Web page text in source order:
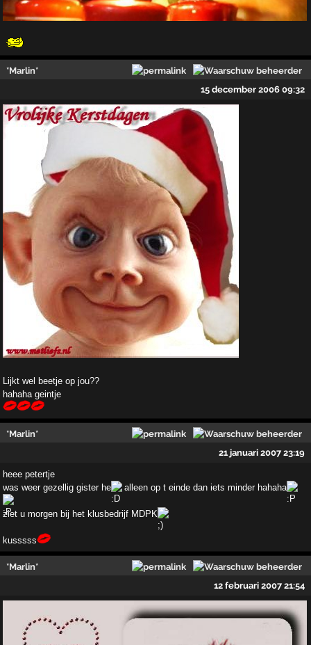
*Marlin*
15 december 2006 09:32
Lijkt wel beetje op jou??
hahaha geintje
*Marlin*
21 januari 2007 23:19
heee petertje
was weer gezellig gister he
alleen op t einde dan iets minder hahaha
ziet u morgen bij het klusbedrijf MDPK
kusssss
*Marlin*
12 februari 2007 21:54